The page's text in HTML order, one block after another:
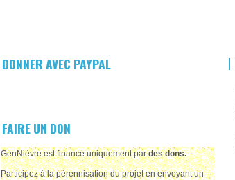
DONNER AVEC PAYPAL
FAIRE UN DON
GenNièvre est financé uniquement pardes dons.
Participez à la pérennisation du projet en envoyant un